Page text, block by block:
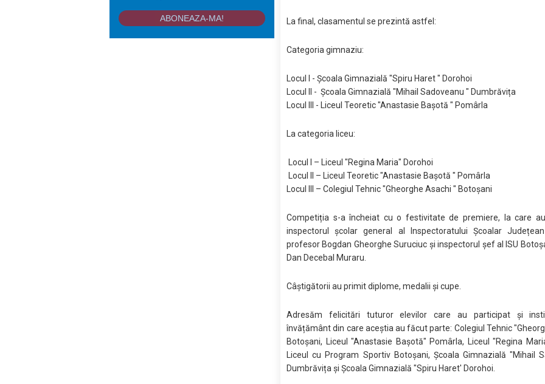
La final, clasamentul se prezintă astfel:
Categoria gimnaziu:
Locul I - Școala Gimnazială "Spiru Haret " Dorohoi
Locul II - Școala Gimnazială "Mihail Sadoveanu " Dumbrăvița
Locul III - Liceul Teoretic "Anastasie Bașotă " Pomârla
La categoria liceu:
Locul I – Liceul "Regina Maria" Dorohoi
Locul II – Liceul Teoretic "Anastasie Bașotă " Pomârla
Locul III – Colegiul Tehnic "Gheorghe Asachi " Botoșani
Competiția s-a încheiat cu o festivitate de premiere, la care
inspectorul școlar general al Inspectoratului Școalar
profesor Bogdan Gheorghe Suruciuc și inspectorul șef al ISU
Dan Decebal Muraru.
Câștigătorii au primit diplome, medalii și cupe.
Adresăm felicitări tuturor elevilor care au participat și
învățământ din care aceștia au făcut parte: Colegiul Tehnic
Botoșani, Liceul "Anastasie Bașotă" Pomârla, Liceul "Regina
Liceul cu Program Sportiv Botoșani, Școala Gimnazială "Mihail
Dumbrăvița și Școala Gimnazială "Spiru Haret' Dorohoi.